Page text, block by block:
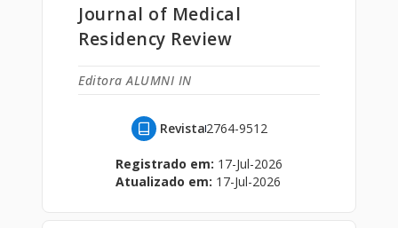
Journal of Medical
Residency Review
Editora ALUMNI IN
Revista2764-9512
Registrado em: 17-Jul-2026
Atualizado em: 17-Jul-2026